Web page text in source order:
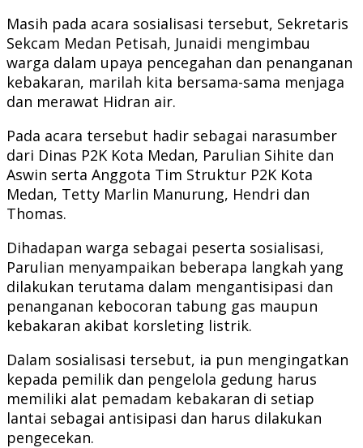
Masih pada acara sosialisasi tersebut, Sekretaris
Sekcam Medan Petisah, Junaidi mengimbau
warga dalam upaya pencegahan dan penanganan
kebakaran, marilah kita bersama-sama menjaga
dan merawat Hidran air.
Pada acara tersebut hadir sebagai narasumber
dari Dinas P2K Kota Medan, Parulian Sihite dan
Aswin serta Anggota Tim Struktur P2K Kota
Medan, Tetty Marlin Manurung, Hendri dan
Thomas.
Dihadapan warga sebagai peserta sosialisasi,
Parulian menyampaikan beberapa langkah yang
dilakukan terutama dalam mengantisipasi dan
penanganan kebocoran tabung gas maupun
kebakaran akibat korsleting listrik.
Dalam sosialisasi tersebut, ia pun mengingatkan
kepada pemilik dan pengelola gedung harus
memiliki alat pemadam kebakaran di setiap
lantai sebagai antisipasi dan harus dilakukan
pengecekan.